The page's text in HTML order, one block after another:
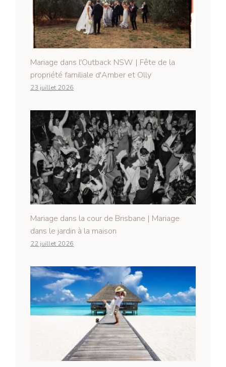
Mariage dans l'Outback NSW | Fête de la
propriété familiale d'Amber et Olly
23 juillet 2026
Mariage dans la cour de Brisbane | Mariage
dans le jardin à la maison
22 juillet 2026